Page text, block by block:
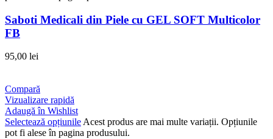
Saboti Medicali din Piele cu GEL SOFT Multicolor
FB
95,00 lei
Compară
Vizualizare rapidă
Adaugă în Wishlist
Selectează opțiunile Acest produs are mai multe variații. Opțiunile
pot fi alese în pagina produsului.